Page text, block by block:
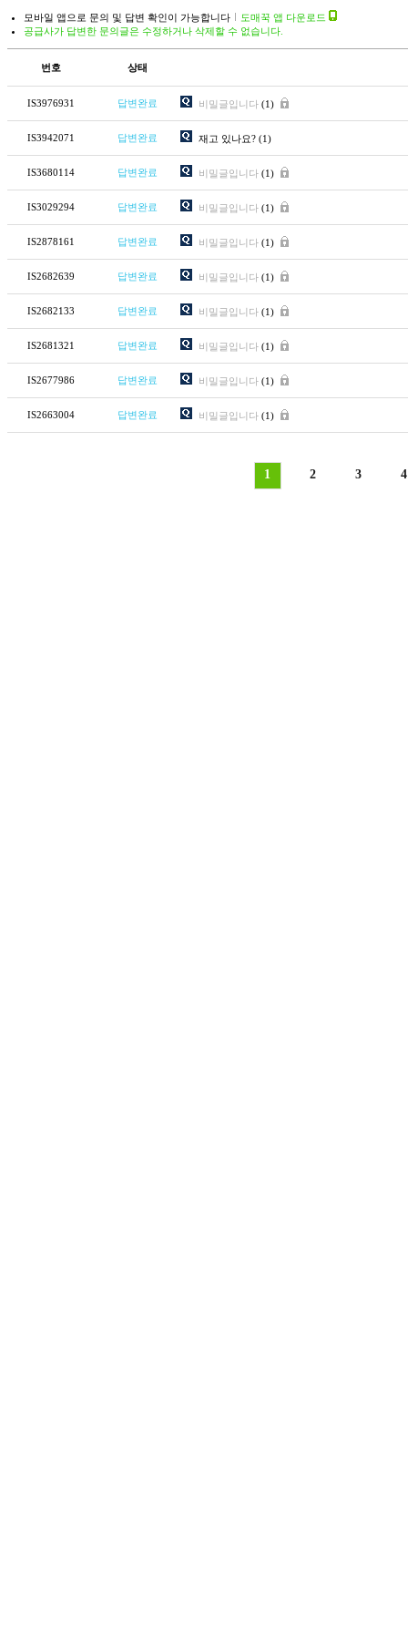
모바일 앱으로 문의 및 답변 확인이 가능합니다
도매꾹 앱 다운로드
공급사가 답변한 문의글은 수정하거나 삭제할 수 없습니다.
번호 상태
IS3976931 답변완료 비밀글입니다 (1)
IS3942071 답변완료 재고 있나요? (1)
IS3680114 답변완료 비밀글입니다 (1)
IS3029294 답변완료 비밀글입니다 (1)
IS2878161 답변완료 비밀글입니다 (1)
IS2682639 답변완료 비밀글입니다 (1)
IS2682133 답변완료 비밀글입니다 (1)
IS2681321 답변완료 비밀글입니다 (1)
IS2677986 답변완료 비밀글입니다 (1)
IS2663004 답변완료 비밀글입니다 (1)
1 2 3 4